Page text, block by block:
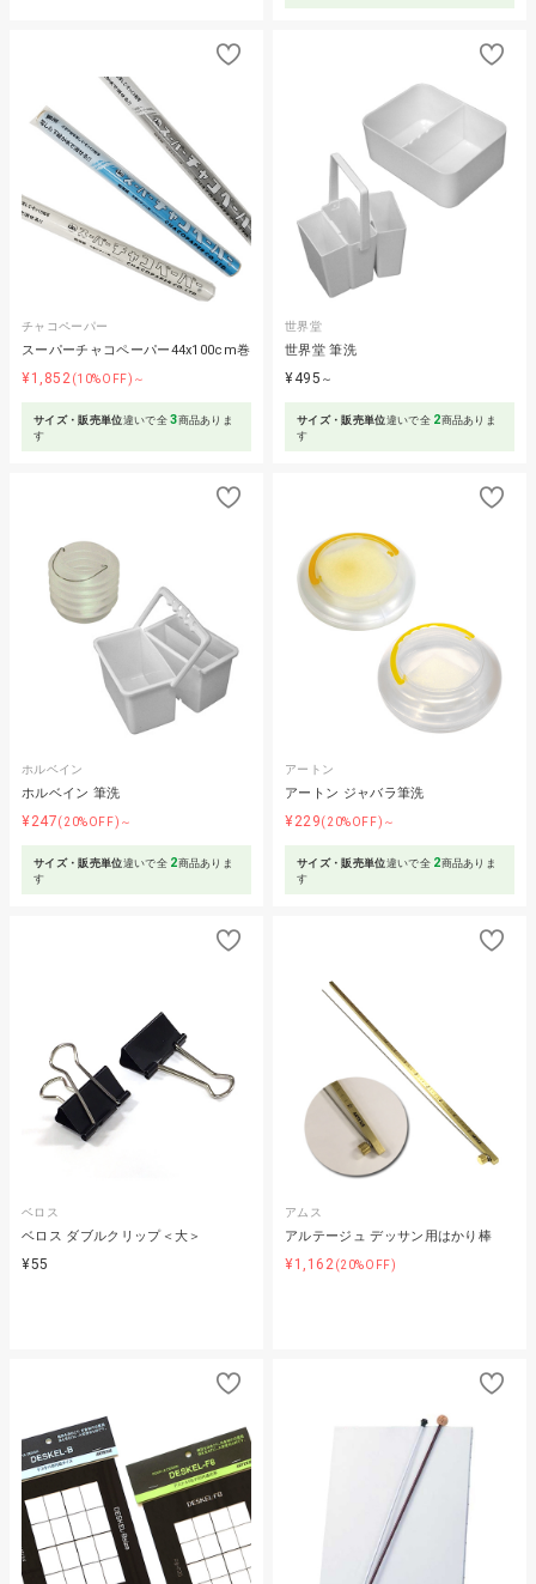
チャコペーパー
スーパーチャコペーパー44x100cm巻
¥1,852(10%OFF)～
サイズ・販売単位違いで全3商品ありま
す
世界堂
世界堂 筆洗
¥495 ～
サイズ・販売単位違いで全 2商品ありま
す
ホルベイン
ホルベイン 筆洗
¥247(20%OFF)～
サイズ・販売単位違いで全 2商品ありま
す
アートン
アートン ジャバラ筆洗
¥229(20%OFF)～
サイズ・販売単位違いで全 2商品ありま
す
ベロス
ベロス ダブルクリップ＜大＞
¥55
アムス
アルテージュ デッサン用はかり棒
¥1,162(20%OFF)